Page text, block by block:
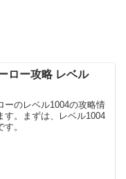
ロー攻略 レベル
ーのレベル1004の攻略情
す。まずは、レベル1004
。